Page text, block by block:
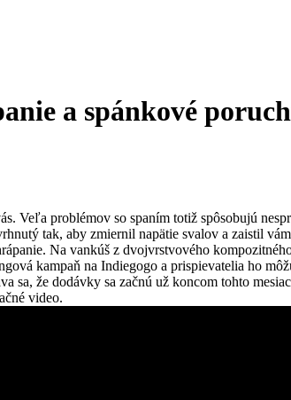
a spánkové
Veľa problémov so spaním totiž spôsobujú
tak, aby zmiernil napätie svalov a zaistil
Na vankúš z dvojvrstvového
kampaň na Indiegogo a prispievatelia ho
sa, že dodávky sa začnú už koncom tohto
video.